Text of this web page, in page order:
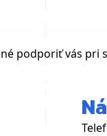
podporiť vás